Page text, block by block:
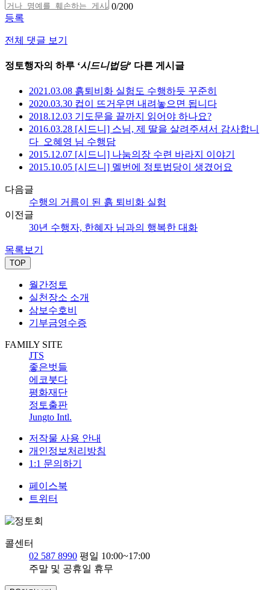
0/200
등록
전체 댓글 보기
정토행자의 하루 ‘시드니법당’ 다른 게시글
2021.03.08 흙퇴비화 실험도 수행하듯 꾸준히
2020.03.30 컵이 뜨거우면 내려놓으면 됩니다
2018.12.03 기도문을 끝까지 읽어야 하나요?
2016.03.28 [시드니] 스님, 제 딸을 살려주셔서 감사합니
다_오혜영 님 수행담
2015.12.07 [시드니] 나눔의장 수련 바라지 이야기
2015.10.05 [시드니] 멜번에 정토법당이 생겼어요
다음글
수행의 거름이 된 흙 퇴비화 실험
이전글
30년 수행자, 한혜자 님과의 행복한 대화
목록보기
TOP
월간정토
실천장소 소개
삼보수호비
기부금영수증
FAMILY SITE
JTS
좋은벗들
에코붓다
평화재단
정토출판
Jungto Intl.
저작물 사용 안내
개인정보처리방침
1:1 문의하기
페이스북
트위터
콜센터
02 587 8990 평일 10:00~17:00
주말 및 공휴일 휴무